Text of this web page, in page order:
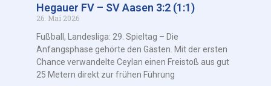
Hegauer FV – SV Aasen 3:2 (1:1)
26. Mai 2026
Fußball, Landesliga: 29. Spieltag – Die
Anfangsphase gehörte den Gästen. Mit der ersten
Chance verwandelte Ceylan einen Freistoß aus gut
25 Metern direkt zur frühen Führung